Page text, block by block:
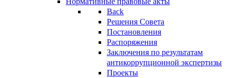
Back
Решения Совета
Постановления
Распоряжения
Заключения по результатам
антикоррупционной экспертизы
Проекты